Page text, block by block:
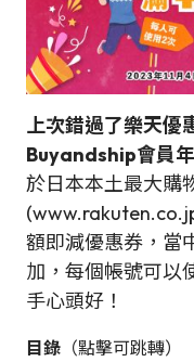
上次錯過了樂天優
Buyandship會員
於日本本土最大購
額即減優惠券，當
加，每個帳號可以
手心頭好！
目錄 （點擊可跳轉）